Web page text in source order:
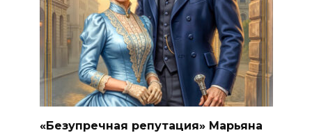
«Безупречная репутация» Марьяна